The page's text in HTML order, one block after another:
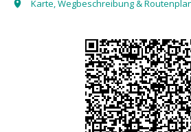
Karte, Wegbeschreibung &